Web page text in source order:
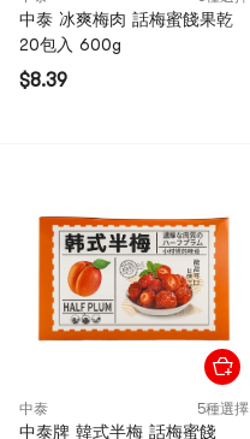
中泰 冰爽梅肉 話梅蜜餞果乾
20包入 600g
$8.39
中泰 5種選擇
中泰牌 韓式半梅 話梅蜜餞